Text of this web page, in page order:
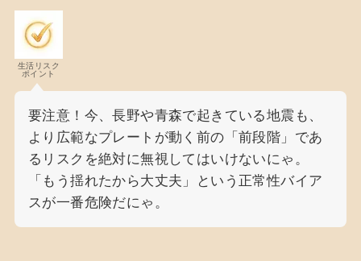
生活リスク
ポイント
要注意！今、長野や青森で起きている地震も、
より広範なプレートが動く前の「前段階」であ
るリスクを絶対に無視してはいけないにゃ。
「もう揺れたから大丈夫」という正常性バイア
スが一番危険だにゃ。